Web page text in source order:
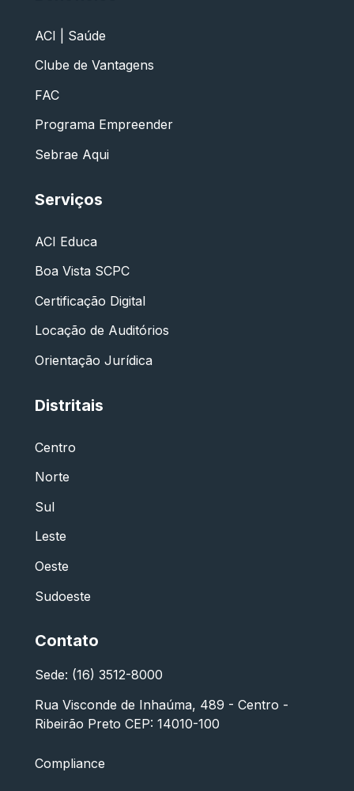
ACI | Saúde
Clube de Vantagens
FAC
Programa Empreender
Sebrae Aqui
Serviços
ACI Educa
Boa Vista SCPC
Certificação Digital
Locação de Auditórios
Orientação Jurídica
Distritais
Centro
Norte
Sul
Leste
Oeste
Sudoeste
Contato
Sede: (16) 3512-8000
Rua Visconde de Inhaúma, 489 - Centro -
Ribeirão Preto CEP: 14010-100
Compliance